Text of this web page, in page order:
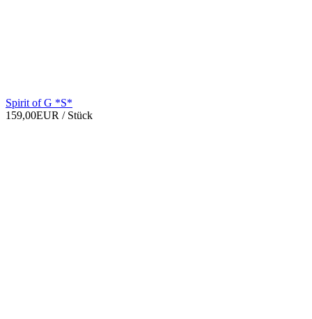
Spirit of G *S*
159,00EUR / Stück